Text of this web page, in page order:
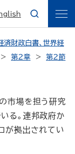
済財政白書、世界経
第2章
第2節
市場を担う研究
る。連邦政府か
が拠出されてい